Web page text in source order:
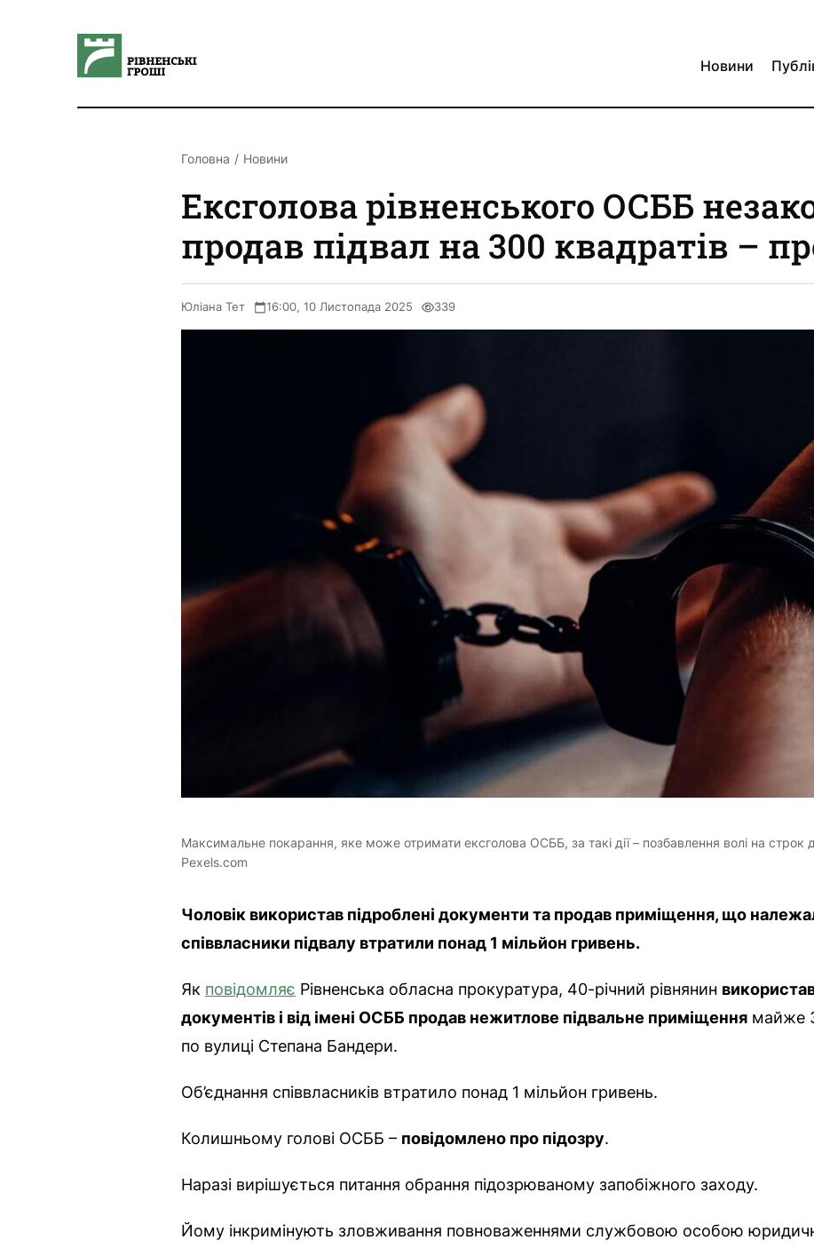
Новини
Головна Новини
Ексголова рівненського ОСББ
продав підвал на 300 квадратів –
Юліана Тет 16:00, 10 Листопада 2025 339
Максимальне покарання, яке може отримати ексголова ОСББ, за такі дії – позбавлення волі на строк
Pexels.com
Чоловік використав підроблені документи та продав приміщення, що
співвласники підвалу втратили понад 1 мільйон гривень.
Як повідомляє Рівненська обласна прокуратура, 40-річний рівнянин
документів і від імені ОСББ продав нежитлове підвальне приміщення майже
по вулиці Степана Бандери.
Об’єднання співвласників втратило понад 1 мільйон гривень.
Колишньому голові ОСББ – повідомлено про підозру.
Наразі вирішується питання обрання підозрюваному запобіжного заходу.
Йому інкримінують зловживання повноваженнями службовою особою